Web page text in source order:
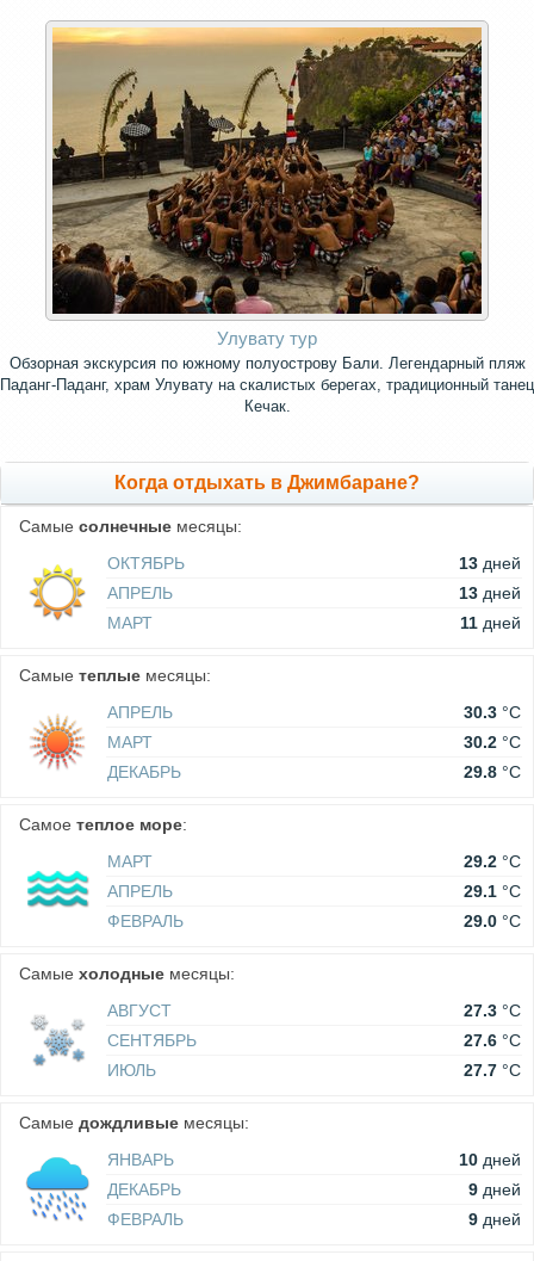
Улувату тур
Обзорная экскурсия по южному полуострову Бали. Легендарный пляж
Паданг-Паданг, храм Улувату на скалистых берегах, традиционный танец
Кечак.
Когда отдыхать в Джимбаране?
Самые солнечные месяцы:
ОКТЯБРЬ
13 дней
АПРЕЛЬ
13 дней
МАРТ
11 дней
Самые теплые месяцы:
АПРЕЛЬ
30.3 °C
МАРТ
30.2 °C
ДЕКАБРЬ
29.8 °C
Самое теплое море:
МАРТ
29.2 °C
АПРЕЛЬ
29.1 °C
ФЕВРАЛЬ
29.0 °C
Самые холодные месяцы:
АВГУСТ
27.3 °C
СЕНТЯБРЬ
27.6 °C
ИЮЛЬ
27.7 °C
Самые дождливые месяцы:
ЯНВАРЬ
10 дней
ДЕКАБРЬ
9 дней
ФЕВРАЛЬ
9 дней